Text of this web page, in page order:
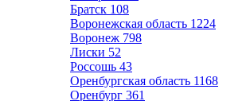
Братск 108
Воронежская область 1224
Воронеж 798
Лиски 52
Россошь 43
Оренбургская область 1168
Оренбург 361